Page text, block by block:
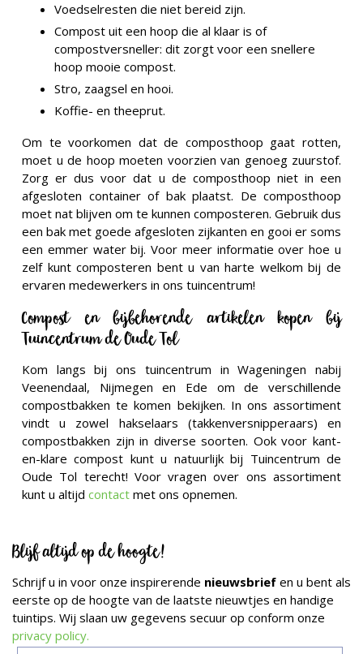
Voedselresten die niet bereid zijn.
Compost uit een hoop die al klaar is of
compostversneller: dit zorgt voor een snellere
hoop mooie compost.
Stro, zaagsel en hooi.
Koffie- en theeprut.
Om te voorkomen dat de composthoop gaat rotten,
moet u de hoop moeten voorzien van genoeg zuurstof.
Zorg er dus voor dat u de composthoop niet in een
afgesloten container of bak plaatst. De composthoop
moet nat blijven om te kunnen composteren. Gebruik dus
een bak met goede afgesloten zijkanten en gooi er soms
een emmer water bij. Voor meer informatie over hoe u
zelf kunt composteren bent u van harte welkom bij de
ervaren medewerkers in ons tuincentrum!
Compost en bijbehorende artikelen kopen bij
Tuincentrum de Oude Tol
Kom langs bij ons tuincentrum in Wageningen nabij
Veenendaal, Nijmegen en Ede om de verschillende
compostbakken te komen bekijken. In ons assortiment
vindt u zowel hakselaars (takkenversnipperaars) en
compostbakken zijn in diverse soorten. Ook voor kant-
en-klare compost kunt u natuurlijk bij Tuincentrum de
Oude Tol terecht! Voor vragen over ons assortiment
kunt u altijd contact met ons opnemen.
Blijf altijd op de hoogte!
Schrijf u in voor onze inspirerende nieuwsbrief en u bent als
eerste op de hoogte van de laatste nieuwtjes en handige
tuintips. Wij slaan uw gegevens secuur op conform onze
privacy policy.